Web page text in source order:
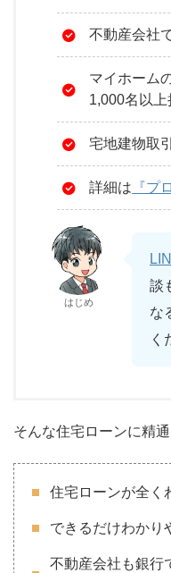
不動産会社
マイホーム
1,000名以上
宅地建物取
詳細は 『プ
はじめ
談
な
く
そんな住宅ローンに精通
住宅ローンが全く
できるだけわかり
不動産会社も銀行